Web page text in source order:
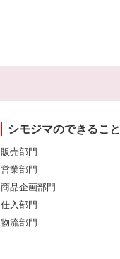
シモジマのできること
販売部門
営業部門
商品企画部門
仕入部門
物流部門